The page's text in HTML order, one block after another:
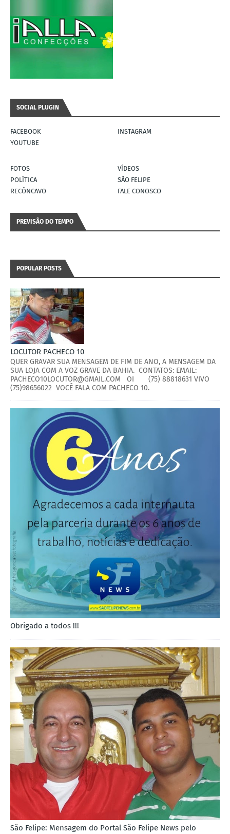
SOCIAL PLUGIN
FACEBOOK
INSTAGRAM
YOUTUBE
FOTOS
VÍDEOS
POLÍTICA
SÃO FELIPE
RECÔNCAVO
FALE CONOSCO
PREVISÃO DO TEMPO
POPULAR POSTS
LOCUTOR PACHECO 10
QUER GRAVAR SUA MENSAGEM DE FIM DE ANO, A MENSAGEM DA
SUA LOJA COM A VOZ GRAVE DA BAHIA. CONTATOS: EMAIL:
PACHECO10LOCUTOR@GMAIL.COM OI (75) 88818631 VIVO
(75)98656022 VOCÊ FALA COM PACHECO 10.
Obrigado a todos !!!
São Felipe: Mensagem do Portal São Felipe News pelo